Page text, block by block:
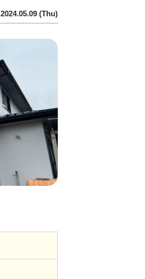
2024.05.09 (Thu)